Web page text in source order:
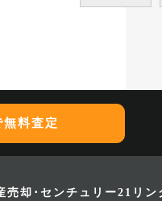
無料査定
売却･センチュリー21リン